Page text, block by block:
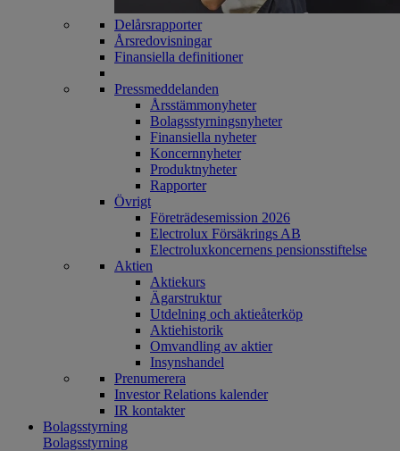
Delårsrapporter
Årsredovisningar
Finansiella definitioner
Pressmeddelanden
Årsstämmonyheter
Bolagsstyrningsnyheter
Finansiella nyheter
Koncernnyheter
Produktnyheter
Rapporter
Övrigt
Företrädesemission 2026
Electrolux Försäkrings AB
Electroluxkoncernens pensionsstiftelse
Aktien
Aktiekurs
Ägarstruktur
Utdelning och aktieåterköp
Aktiehistorik
Omvandling av aktier
Insynshandel
Prenumerera
Investor Relations kalender
IR kontakter
Bolagsstyrning
Bolagsstyrning